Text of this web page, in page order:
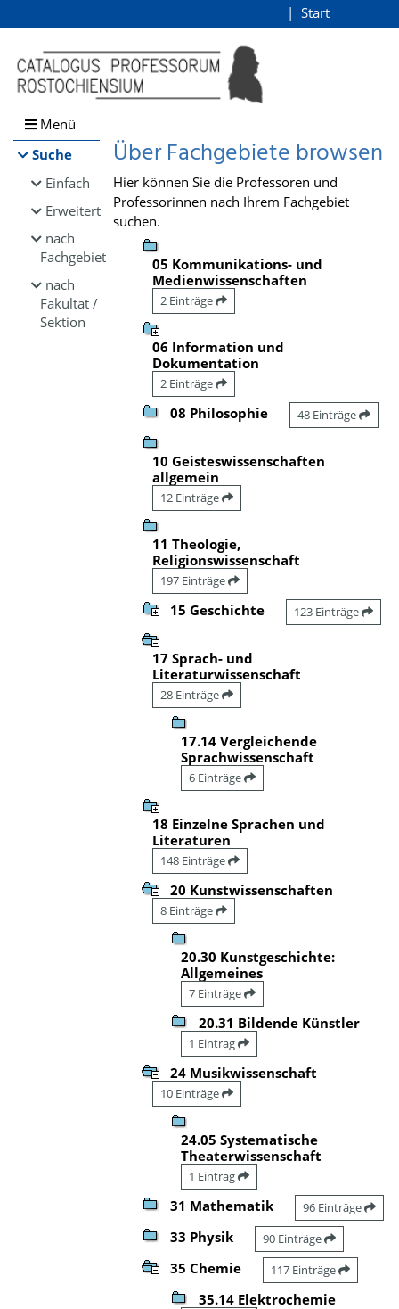
Browsen
direkt zum Inhalt
Start
Menü
Suche
Einfach
Erweitert
nach
Fachgebiet
nach
Fakultät /
Sektion
Über Fachgebiete browsen
Hier können Sie die Professoren und
Professorinnen nach Ihrem Fachgebiet
suchen.
05 Kommunikations- und
Medienwissenschaften
2 Einträge
06 Information und
Dokumentation
2 Einträge
08 Philosophie 48 Einträge
10 Geisteswissenschaften
allgemein
12 Einträge
11 Theologie,
Religionswissenschaft
197 Einträge
15 Geschichte 123 Einträge
17 Sprach- und
Literaturwissenschaft
28 Einträge
17.14 Vergleichende
Sprachwissenschaft
6 Einträge
18 Einzelne Sprachen und
Literaturen
148 Einträge
20 Kunstwissenschaften
8 Einträge
20.30 Kunstgeschichte:
Allgemeines
7 Einträge
20.31 Bildende Künstler
1 Eintrag
24 Musikwissenschaft
10 Einträge
24.05 Systematische
Theaterwissenschaft
1 Eintrag
31 Mathematik 96 Einträge
33 Physik 90 Einträge
35 Chemie 117 Einträge
35.14 Elektrochemie